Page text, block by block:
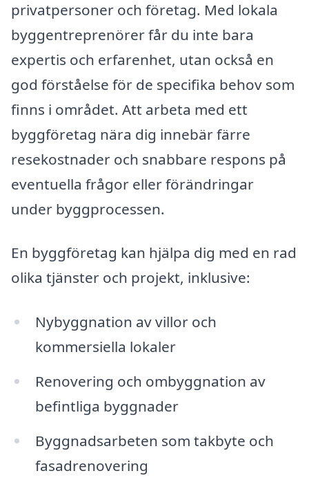
privatpersoner och företag. Med lokala
byggentreprenörer får du inte bara
expertis och erfarenhet, utan också en
god förståelse för de specifika behov som
finns i området. Att arbeta med ett
byggföretag nära dig innebär färre
resekostnader och snabbare respons på
eventuella frågor eller förändringar
under byggprocessen.
En byggföretag kan hjälpa dig med en rad
olika tjänster och projekt, inklusive:
Nybyggnation av villor och
kommersiella lokaler
Renovering och ombyggnation av
befintliga byggnader
Byggnadsarbeten som takbyte och
fasadrenovering